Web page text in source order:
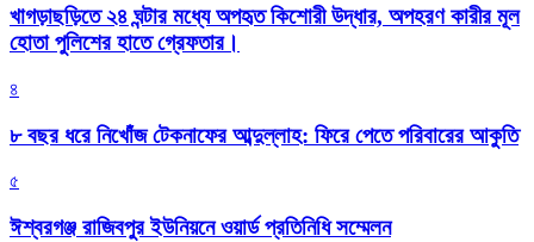
খাগড়াছড়িতে ২৪ ঘন্টার মধ্যে অপহৃত কিশোরী উদ্ধার, অপহরণ কারীর মূল
হোতা পুলিশের হাতে গ্রেফতার।
৪
৮ বছর ধরে নিখোঁজ টেকনাফের আব্দুল্লাহ: ফিরে পেতে পরিবারের আকুতি
৫
ঈশ্বরগঞ্জ রাজিবপুর ইউনিয়নে ওয়ার্ড প্রতিনিধি সম্মেলন